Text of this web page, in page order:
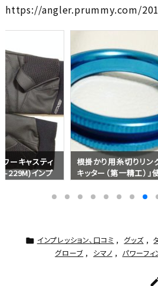
https://angler.prummy.com/
ワーキャスティ
229M)インプ
根掛かり用糸切りリン
キッター（第一精工）」
ター）
 インプレッション、口コミ , グッズ ,
グローブ , シマノ , パワーフィ